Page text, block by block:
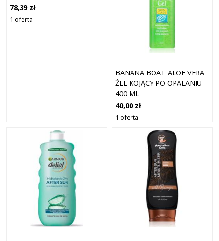
CIAŁA PO OPALANIU 100 ML
78,39 zł
1 oferta
BANANA BOAT ALOE VERA
ŻEL KOJĄCY PO OPALANIU
400 ML
40,00 zł
1 oferta